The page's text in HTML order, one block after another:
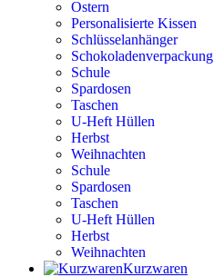
Ostern
Personalisierte Kissen
Schlüsselanhänger
Schokoladenverpackung
Schule
Spardosen
Taschen
U-Heft Hüllen
Herbst
Weihnachten
Schule
Spardosen
Taschen
U-Heft Hüllen
Herbst
Weihnachten
Kurzwaren